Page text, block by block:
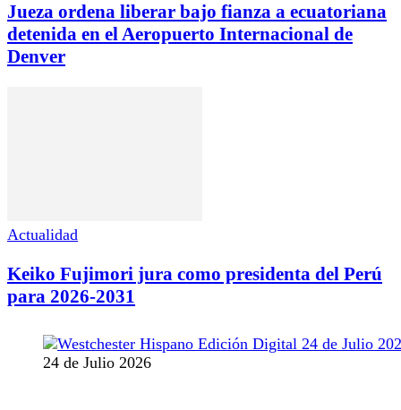
Jueza ordena liberar bajo fianza a ecuatoriana
detenida en el Aeropuerto Internacional de
Denver
Actualidad
Keiko Fujimori jura como presidenta del Perú
para 2026-2031
24 de Julio 2026